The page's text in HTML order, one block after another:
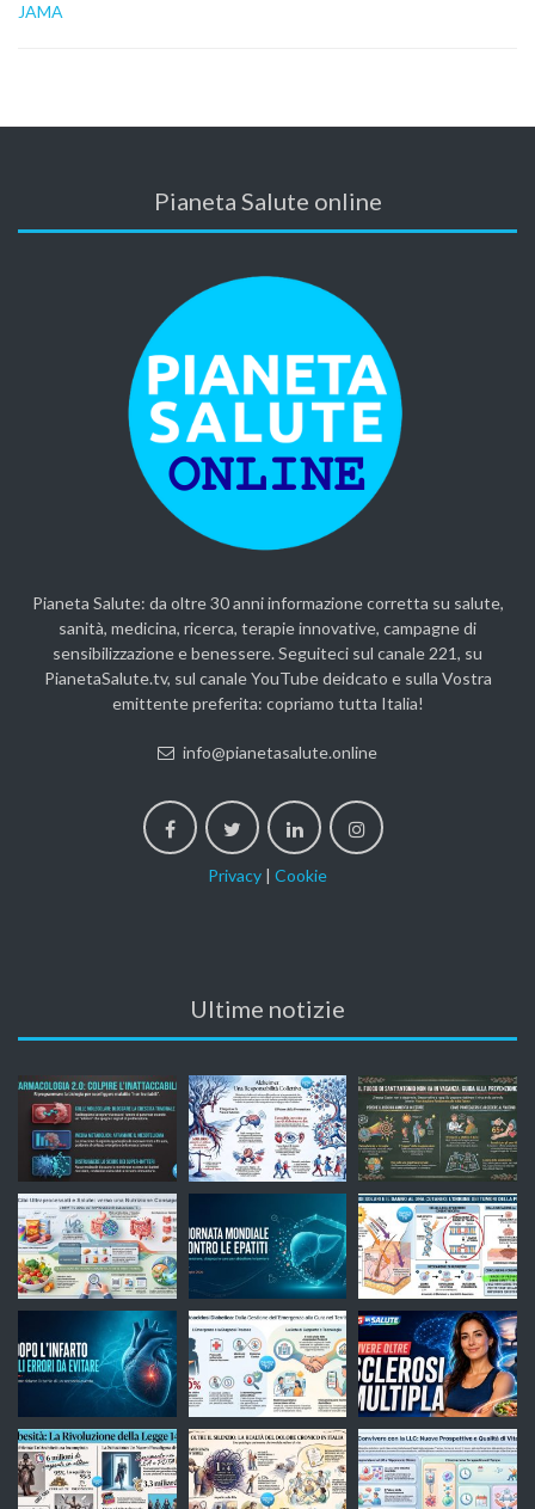
JAMA
Pianeta Salute online
Pianeta Salute: da oltre 30 anni informazione corretta su salute,
sanità, medicina, ricerca, terapie innovative, campagne di
sensibilizzazione e benessere. Seguiteci sul canale 221, su
PianetaSalute.tv, sul canale YouTube deidcato e sulla Vostra
emittente preferita: copriamo tutta Italia!
info@pianetasalute.online
Privacy | Cookie
Ultime notizie